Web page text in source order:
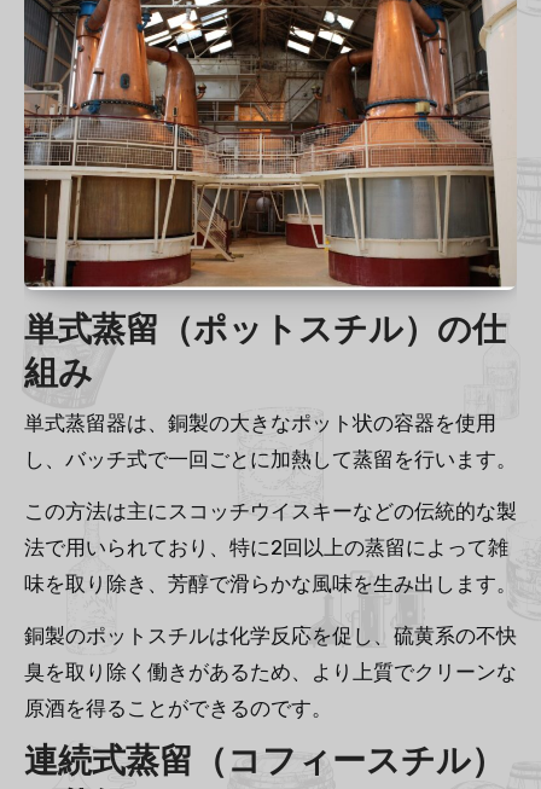
単式蒸留（ポットスチル）の仕
組み
単式蒸留器は、銅製の大きなポット状の容器を使用
し、バッチ式で一回ごとに加熱して蒸留を行います。
この方法は主にスコッチウイスキーなどの伝統的な製
法で用いられており、特に2回以上の蒸留によって雑
味を取り除き、芳醇で滑らかな風味を生み出します。
銅製のポットスチルは化学反応を促し、硫黄系の不快
臭を取り除く働きがあるため、より上質でクリーンな
原酒を得ることができるのです。
連続式蒸留（コフィースチル）